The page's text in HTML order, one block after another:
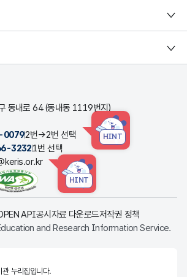
동내로 64 (동내동 1119번지)
00792번→2번 선택 HINT
32321번 선택
HINT
API공시자료 다운로드저작권 정책
and Research Information Service.
보원
누리집입니다.